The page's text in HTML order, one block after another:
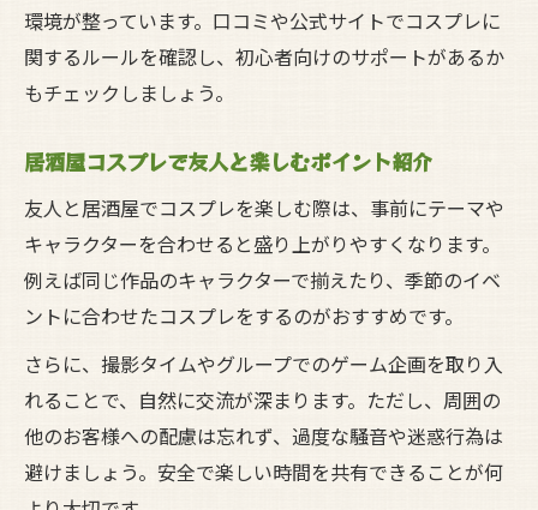
環境が整っています。口コミや公式サイトでコスプレに
関するルールを確認し、初心者向けのサポートがあるか
もチェックしましょう。
居酒屋コスプレで友人と楽しむポイント紹介
友人と居酒屋でコスプレを楽しむ際は、事前にテーマや
キャラクターを合わせると盛り上がりやすくなります。
例えば同じ作品のキャラクターで揃えたり、季節のイベ
ントに合わせたコスプレをするのがおすすめです。
さらに、撮影タイムやグループでのゲーム企画を取り入
れることで、自然に交流が深まります。ただし、周囲の
他のお客様への配慮は忘れず、過度な騒音や迷惑行為は
避けましょう。安全で楽しい時間を共有できることが何